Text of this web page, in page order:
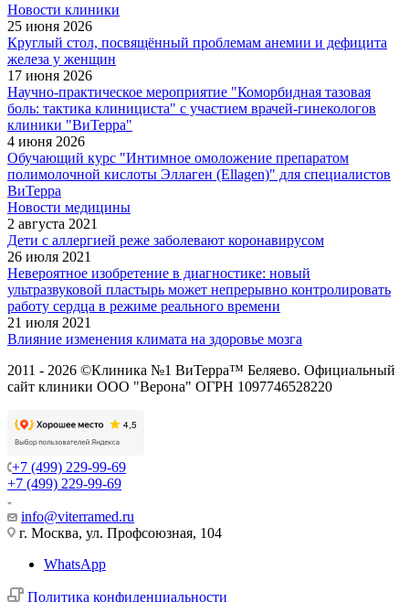
Новости клиники
25 июня 2026
Круглый стол, посвящённый проблемам анемии и дефицита
железа у женщин
17 июня 2026
Научно-практическое мероприятие "Коморбидная тазовая
боль: тактика клинициста" с участием врачей-гинекологов
клиники "ВиТерра"
4 июня 2026
Обучающий курс "Интимное омоложение препаратом
полимолочной кислоты Эллаген (Ellagen)" для специалистов
ВиТерра
Новости медицины
2 августа 2021
Дети с аллергией реже заболевают коронавирусом
26 июля 2021
Невероятное изобретение в диагностике: новый
ультразвуковой пластырь может непрерывно контролировать
работу сердца в режиме реального времени
21 июля 2021
Влияние изменения климата на здоровье мозга
2011 - 2026 ©Клиника №1 ВиТерра™ Беляево. Официальный
сайт клиники ООО "Верона" ОГРН 1097746528220
+7 (499) 229-99-69
+7 (499) 229-99-69
info@viterramed.ru
г. Москва, ул. Профсоюзная, 104
WhatsApp
Политика конфиденциальности